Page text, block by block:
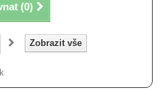
(0)
Zobrazit vše